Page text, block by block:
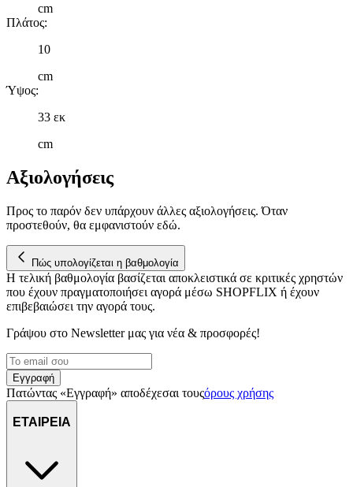
πληροφορίες σχετικά με την από μέρους σας χρήση της
δικτύωσης, διαφημίσεων και ανάλυσης.
cm
Πλάτος:
10
cm
Ύψος:
33 εκ
cm
Αξιολογήσεις
Προς το παρόν δεν υπάρχουν άλλες αξιολογήσεις. Όταν
προστεθούν, θα εμφανιστούν εδώ.
Πώς υπολογίζεται η βαθμολογία
Η τελική βαθμολογία βασίζεται αποκλειστικά σε κριτικές χρηστών
που έχουν πραγματοποιήσει αγορά μέσω SHOPFLIX ή έχουν
επιβεβαιώσει την αγορά τους.
Γράψου στο Νewsletter μας για νέα & προσφορές!
Εγγραφή
Πατώντας «Εγγραφή» αποδέχεσαι τουςόρους χρήσης
ΕΤΑΙΡΕΙΑ